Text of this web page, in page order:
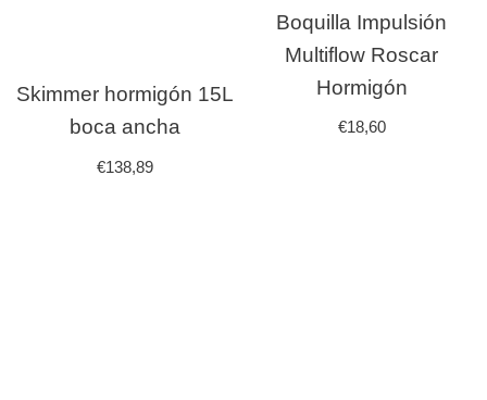
Skimmer hormigón 15L
boca ancha
€138,89
Boquilla Impulsión
Multiflow Roscar
Hormigón
€18,60